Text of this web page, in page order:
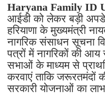
Haryana Family ID
आईडी को लेकर बड़ी
हरियाणा के मुख्यमंत्री
नागरिक संसाधन सूचना
पत्रों में नागरिकों की आय
सभाओं के माध्यम से
करवाएं ताकि जरूरतमंदों
सरकारी योजनाओं का